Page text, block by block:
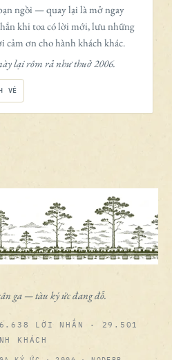
ngồi — quay lại là mở ngay
khi toa có lời mới, lưu những
ơn cho hành khách khác.
lại rôm rả như thuở 2006.
VÉ
ga — tàu ký ức đang đỗ.
LỜI NHẮN · 29.501
KHÁCH